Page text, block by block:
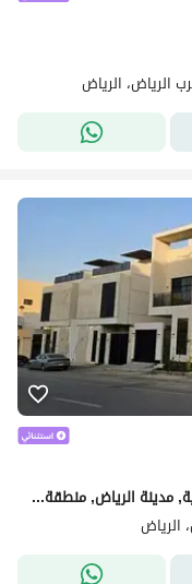
الرياض، الرياض
فيلا للبيع في شارع يعقوب الصفار, حي المهدية, مدينة الرياض, منطقة الرياض
الرياض